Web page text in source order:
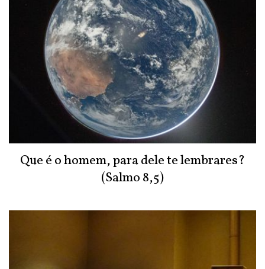
Que é o homem, para dele te lembrares?
(Salmo 8,5)